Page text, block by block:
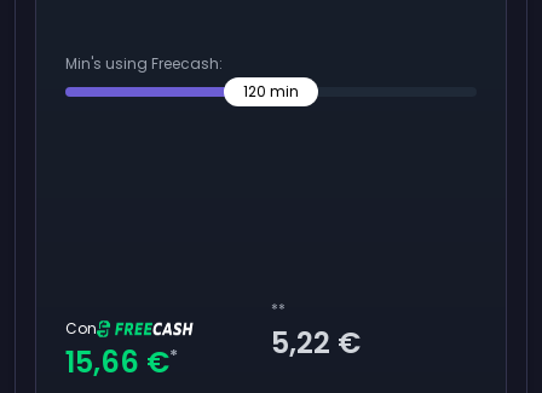
Min's using Freecash:
120 min
Con
15,66 €*
**
5,22 €